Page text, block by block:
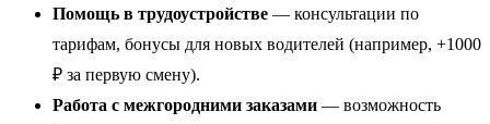
Помощь в трудоустройстве — консультации по
тарифам, бонусы для новых водителей (например, +1000
₽ за первую смену).
Работа с межгородними заказами — возможность